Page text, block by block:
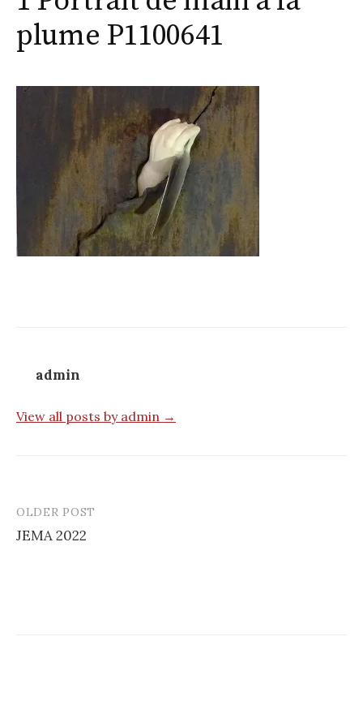
plume P1100641
admin
View all posts by admin →
Post
navigation
OLDER POST
JEMA 2022